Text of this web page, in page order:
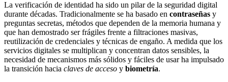
La verificación de identidad ha sido un pilar de la seguridad digital
durante décadas. Tradicionalmente se ha basado en contraseñas y
preguntas secretas, métodos que dependen de la memoria humana y
que han demostrado ser frágiles frente a filtraciones masivas,
reutilización de credenciales y técnicas de engaño. A medida que los
servicios digitales se multiplican y concentran datos sensibles, la
necesidad de mecanismos más sólidos y fáciles de usar ha impulsado
la transición hacia claves de acceso y biometría.